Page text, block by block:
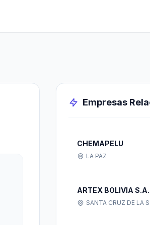
Empresas
CHEMAPELU
LA PAZ
ARTEX BOLIVIA S.A.
SANTA CRUZ DE LA